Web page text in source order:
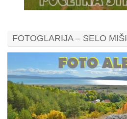
FOTOGLARIJA – SELO MIŠI